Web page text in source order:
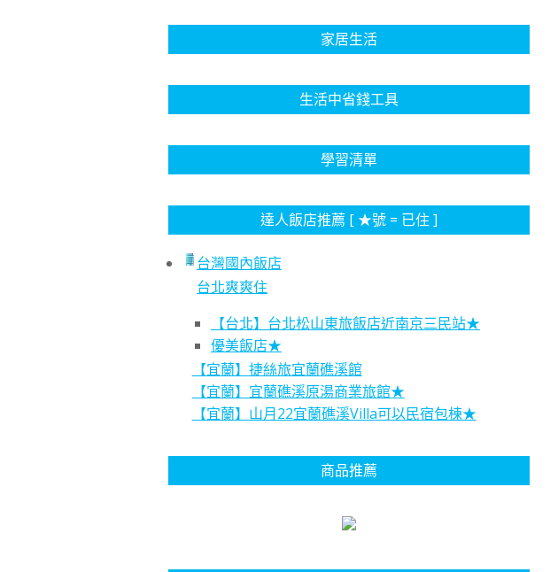
家居生活
生活中省錢工具
學習清單
達人飯店推薦 [ ★號 = 已住 ]
台灣國內飯店
台北爽爽住
【台北】台北松山東旅飯店近南京三民站★
優美飯店★
【宜蘭】捷絲旅宜蘭礁溪館
【宜蘭】宜蘭礁溪原湯商業旅館★
【宜蘭】山月22宜蘭礁溪Villa可以民宿包棟★
商品推薦